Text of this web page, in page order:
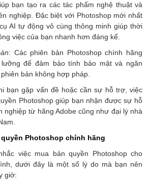
bạn tạo ra các tác phẩm nghệ thuật và
nghiệp. Đặc biệt với Photoshop mới nhất
AI tự động vô cùng thông minh giúp thời
việc của bạn nhanh hơn đáng kể.
: Các phiên bản Photoshop chính hãng
để đảm bảo tính bảo mật và ngăn
bản không hợp pháp.
bạn gặp vấn đề hoặc cần sự hỗ trợ, việc
Photoshop giúp bạn nhận được sự hỗ
nghiệp từ hãng Adobe cũng như đại lý nhà
Photoshop chính hãng
việc mua bản quyền Photoshop cho
dưới đây là một số lý do mà bạn nên
giờ: